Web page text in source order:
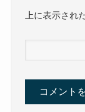
上に表示され